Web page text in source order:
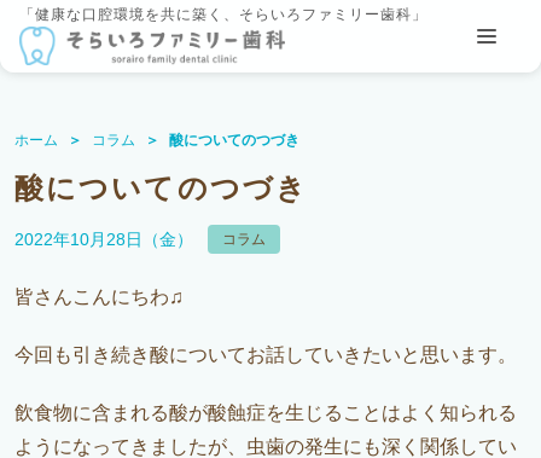
「健康な口腔環境を共に築く、そらいろファミリー歯科」
ホーム コラム 酸についてのつづき
酸についてのつづき
2022年10月28日（金） コラム
皆さんこんにちわ♫
今回も引き続き酸についてお話していきたいと思います。
飲食物に含まれる酸が酸蝕症を生じることはよく知られる
ようになってきましたが、虫歯の発生にも深く関係してい